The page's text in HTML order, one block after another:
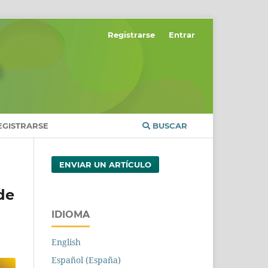
BUSCAR
Registrarse Entrar
ENVIAR UN ARTÍCULO
IDIOMA
English
Español (España)